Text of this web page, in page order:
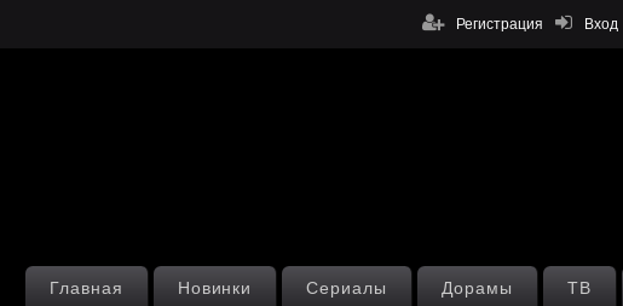
Вход
Регистрация
ТВ
Дорамы
Сериалы
Новинки
Главная